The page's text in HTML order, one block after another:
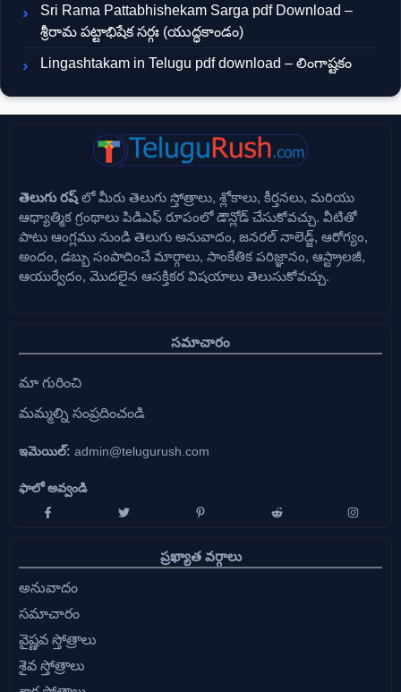
Sri Rama Pattabhishekam Sarga pdf Download –
శ్రీరామ పట్టాభిషేక సర్గః (యుద్ధకాండం)
Lingashtakam in Telugu pdf download – లింగాష్టకం
తెలుగు రష్ లో మీరు తెలుగు స్తోత్రాలు, శ్లోకాలు, కీర్తనలు, మరియు
ఆధ్యాత్మిక గ్రంథాలు పిడిఎఫ్ రూపంలో డౌన్లోడ్ చేసుకోవచ్చు. వీటితో
పాటు ఆంగ్లము నుండి తెలుగు అనువాదం, జనరల్ నాలెడ్జ్, ఆరోగ్యం,
అందం, డబ్బు సంపాదించే మార్గాలు, సాంకేతిక పరిజ్ఞానం, ఆస్ట్రాలజీ,
ఆయుర్వేదం, మొదలైన ఆసక్తికర విషయాలు తెలుసుకోవచ్చు.
సమాచారం
మా గురించి
మమ్మల్ని సంప్రదించండి
ఇమెయిల్: admin@telugurush.com
ఫాలో అవ్వండి
ప్రఖ్యాత వర్గాలు
అనువాదం
సమాచారం
వైష్ణవ స్తోత్రాలు
శైవ స్తోత్రాలు